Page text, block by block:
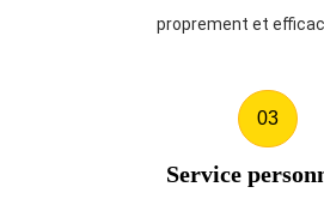
proprement et
03
Service